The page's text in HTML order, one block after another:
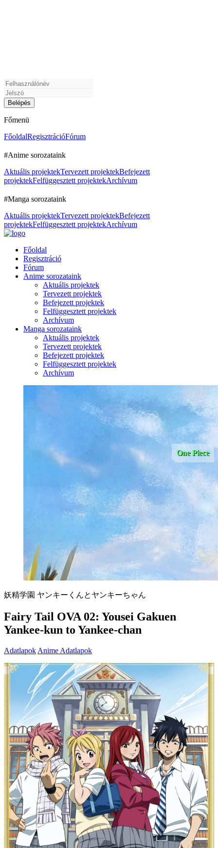
Főmenü
FőoldalRegisztrációFórum
#Anime sorozataink
Aktuális projektekTervezett projektekBefejezett
projektekFelfüggesztett projektekArchívum
#Manga sorozataink
Aktuális projektekTervezett projektekBefejezett
projektekFelfüggesztett projektekArchívum
Főoldal
Regisztráció
Fórum
Anime sorozataink
Aktuális projektek
Tervezett projektek
Befejezett projektek
Felfüggesztett projektek
Archívum
Manga sorozataink
Aktuális projektek
Tervezett projektek
Befejezett projektek
Felfüggesztett projektek
Archívum
One Piece
妖精学園 ヤンキーくんとヤンキーちゃん
Fairy Tail OVA 02: Yousei Gakuen
Yankee-kun to Yankee-chan
Adatlapok Anime Adatlapok